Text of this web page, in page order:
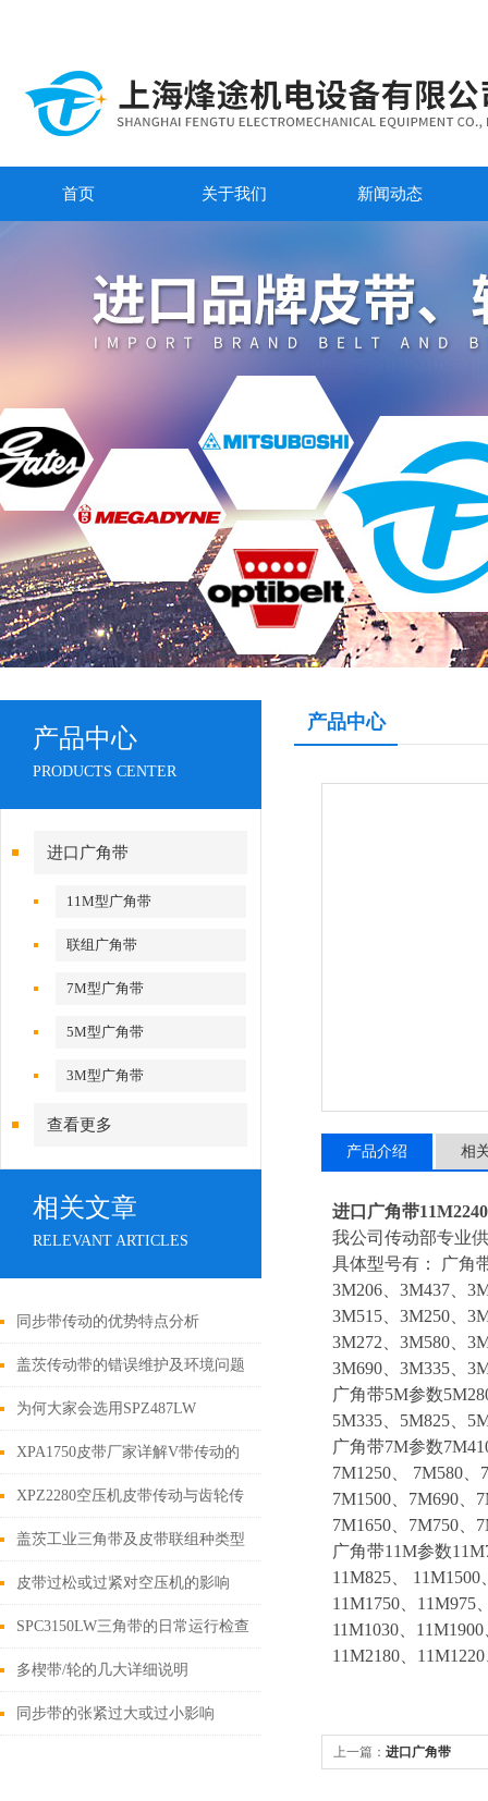
首页 关于我们 新闻动态
产品中心
PRODUCTS CENTER
进口广角带
11M型广角带
联组广角带
7M型广角带
5M型广角带
3M型广角带
查看更多
相关文章
RELEVANT ARTICLES
同步带传动的优势特点分析
盖茨传动带的错误维护及环境问题
为何大家会选用SPZ487LW
XPA1750皮带厂家详解V带传动的
三平、一定及一调
XPZ2280空压机皮带传动与齿轮传
动的差异
盖茨工业三角带及皮带联组种类型
号
皮带过松或过紧对空压机的影响
SPC3150LW三角带的日常运行检查
与调整如下
多楔带/轮的几大详细说明
同步带的张紧过大或过小影响
产品中心
产品介绍 相
进口广角带
我公司传动部专业
具体型号有： 广角
3M206、3M437、
3M515、3M250、
3M272、3M580、
3M690、3M335、
广角带5M参数
5M335、5M825、
广角带7M参数
7M1250、 7M580、
7M1500、7M690、
7M1650、7M750、
广角带11M参数
11M825、
11M1750、11M975
11M1030、
11M2180、
上一篇： 进口广角带